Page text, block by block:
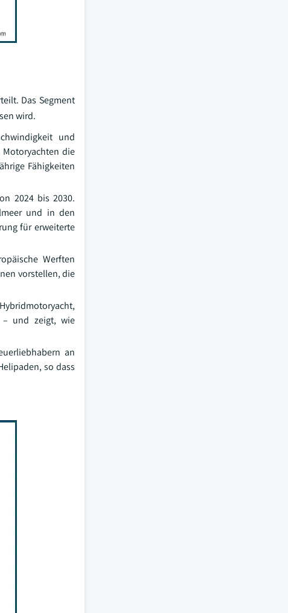
Das Segment
wird.
und
die
Fähigkeiten
2024 bis 2030.
und in den
für erweiterte
Werften
vorstellen, die
– und zeigt, wie
an
so dass